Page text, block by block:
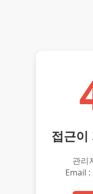
접근이
관리
Email